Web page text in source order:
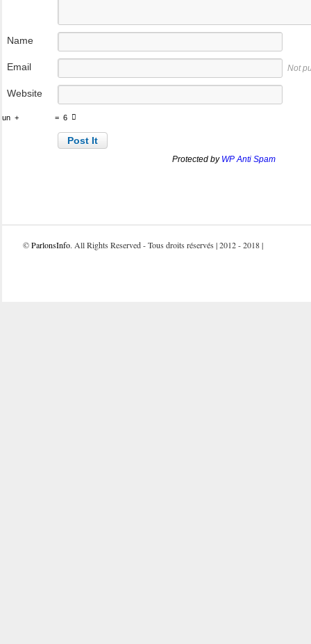
Name
Email Not
Website
un + = 6
Protected by WP Anti Spam
©ParlonsInfo. All Rights Reserved - Tous droits réservés | 2012 - 2018 |